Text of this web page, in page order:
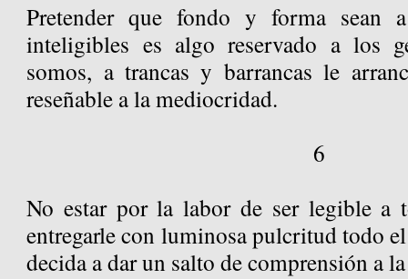
Pretender que fondo y forma sean
inteligibles es algo reservado a los
somos, a trancas y barrancas le
reseñable a la mediocridad.
6
No estar por la labor de ser legible a
entregarle con luminosa pulcritud todo
decida a dar un salto de comprensión a